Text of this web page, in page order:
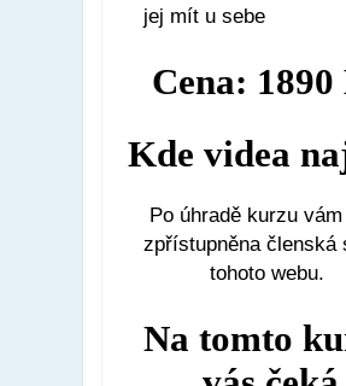
jej mít u sebe
Cena: 1890
Kde videa
Po úhradě kurzu
zpřístupněna členská
tohoto webu.
Na tomto